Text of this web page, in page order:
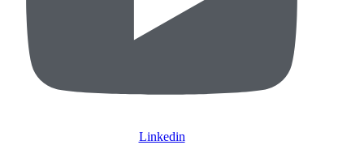
Linkedin